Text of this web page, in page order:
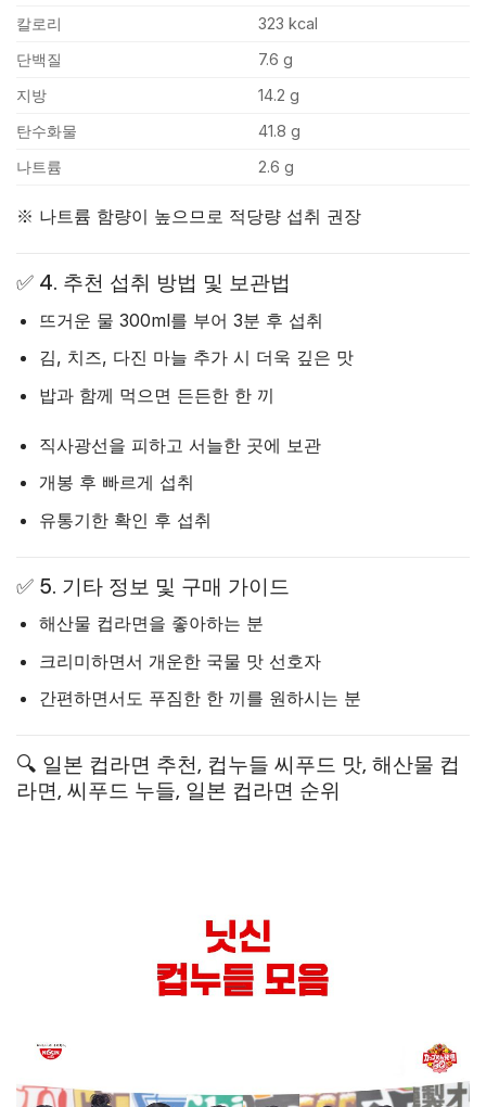
칼로리
323 kcal
단백질
7.6 g
지방
14.2 g
탄수화물
41.8 g
나트륨
2.6 g
※ 나트륨 함량이 높으므로 적당량 섭취 권장
✅ 4. 추천 섭취 방법 및 보관법
뜨거운 물 300ml를 부어 3분 후 섭취
김, 치즈, 다진 마늘 추가 시 더욱 깊은 맛
밥과 함께 먹으면 든든한 한 끼
직사광선을 피하고 서늘한 곳에 보관
개봉 후 빠르게 섭취
유통기한 확인 후 섭취
✅ 5. 기타 정보 및 구매 가이드
해산물 컵라면을 좋아하는 분
크리미하면서 개운한 국물 맛 선호자
간편하면서도 푸짐한 한 끼를 원하시는 분
🔍 일본 컵라면 추천, 컵누들 씨푸드 맛, 해산물 컵
라면, 씨푸드 누들, 일본 컵라면 순위